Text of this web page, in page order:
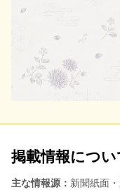
掲載情報につい
主な情報源： 新聞紙面